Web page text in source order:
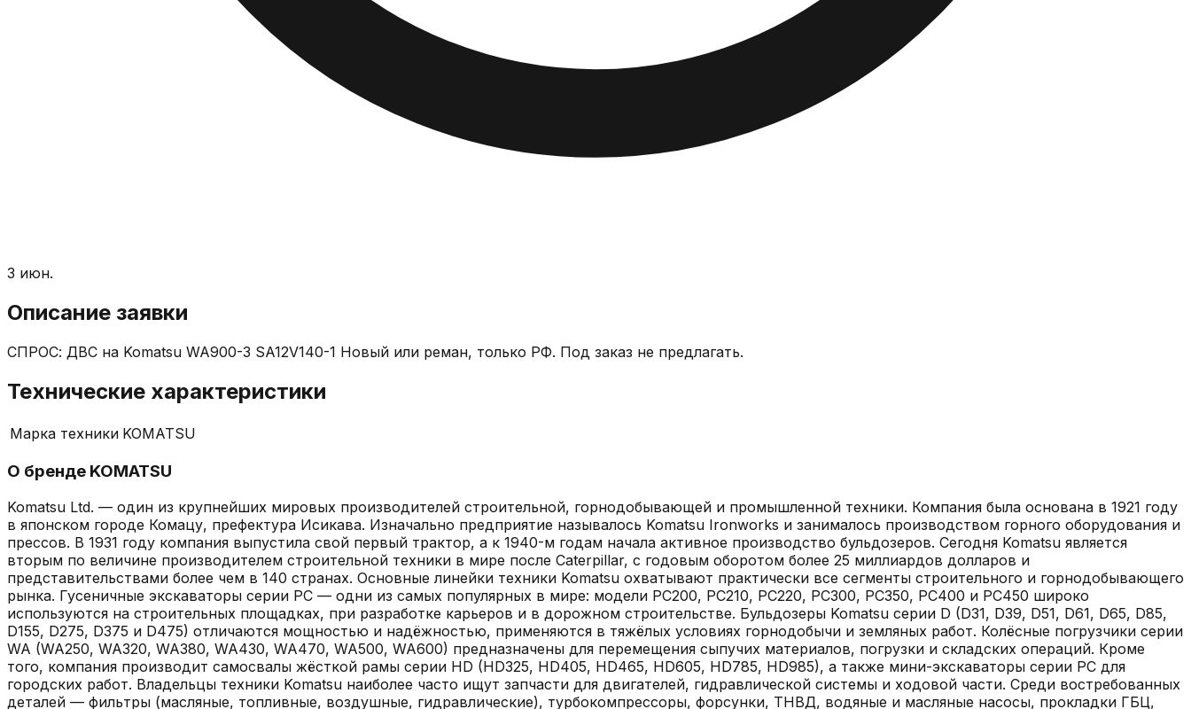
3 июн.
Описание заявки
СПРОС: ДВС на Komatsu WA900-3 SA12V140-1 Новый или реман, только РФ. Под заказ не предлагать.
Технические характеристики
Марка техники KOMATSU
О бренде KOMATSU
Komatsu Ltd. — один из крупнейших мировых производителей строительной, горнодобывающей и промышленной техники. Компания была основана в 1921 году
в японском городе Комацу, префектура Исикава. Изначально предприятие называлось Komatsu Ironworks и занималось производством горного оборудования и
прессов. В 1931 году компания выпустила свой первый трактор, а к 1940-м годам начала активное производство бульдозеров. Сегодня Komatsu является
вторым по величине производителем строительной техники в мире после Caterpillar, с годовым оборотом более 25 миллиардов долларов и
представительствами более чем в 140 странах. Основные линейки техники Komatsu охватывают практически все сегменты строительного и горнодобывающего
рынка. Гусеничные экскаваторы серии PC — одни из самых популярных в мире: модели PC200, PC210, PC220, PC300, PC350, PC400 и PC450 широко
используются на строительных площадках, при разработке карьеров и в дорожном строительстве. Бульдозеры Komatsu серии D (D31, D39, D51, D61, D65, D85,
D155, D275, D375 и D475) отличаются мощностью и надёжностью, применяются в тяжёлых условиях горнодобычи и земляных работ. Колёсные погрузчики серии
WA (WA250, WA320, WA380, WA430, WA470, WA500, WA600) предназначены для перемещения сыпучих материалов, погрузки и складских операций. Кроме
того, компания производит самосвалы жёсткой рамы серии HD (HD325, HD405, HD465, HD605, HD785, HD985), а также мини-экскаваторы серии PC для
городских работ. Владельцы техники Komatsu наиболее часто ищут запчасти для двигателей, гидравлической системы и ходовой части. Среди востребованных
деталей — фильтры (масляные, топливные, воздушные, гидравлические), турбокомпрессоры, форсунки, ТНВД, водяные и масляные насосы, прокладки ГБЦ,